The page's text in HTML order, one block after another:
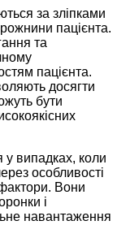
за зліпками
пацієнта.
та
пацієнта.
досягти
бути
у випадках, коли
особливості
фактори. Вони
і
навантаження